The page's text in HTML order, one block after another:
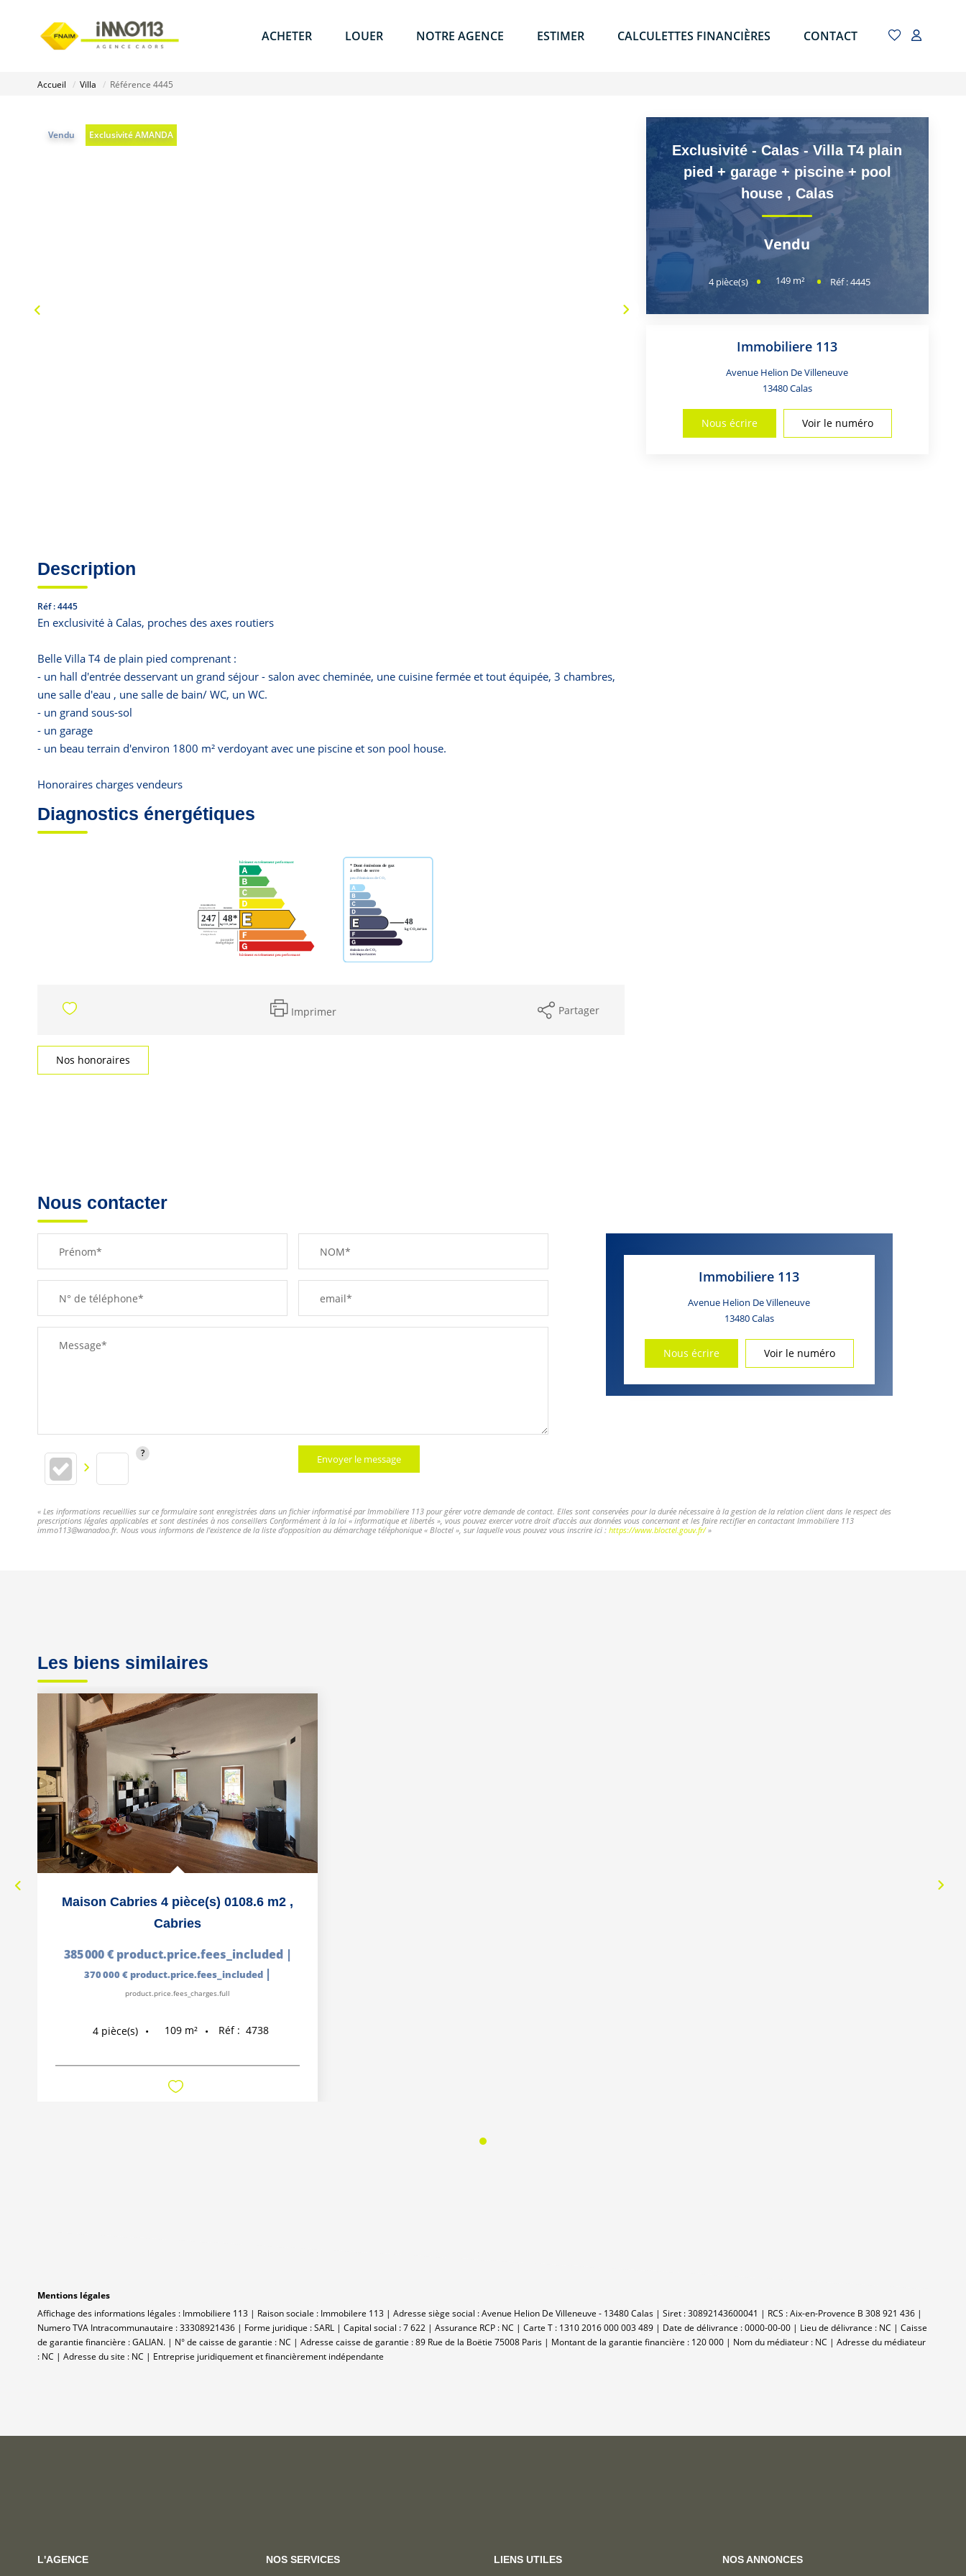
ACHETER LOUER NOTRE AGENCE ESTIMER CALCULETTES FINANCIÈRES CONTACT
Accueil Villa Référence 4445
Vendu Exclusivité AMANDA
Description
Réf : 4445
En exclusivité à Calas, proches des axes routiers
Belle Villa T4 de plain pied comprenant :
- un hall d'entrée desservant un grand séjour - salon avec cheminée, une cuisine fermée et tout équipée, 3 chambres,
une salle d'eau , une salle de bain/ WC, un WC.
- un grand sous-sol
- un garage
- un beau terrain d'environ 1800 m² verdoyant avec une piscine et son pool house.
Honoraires charges vendeurs
Diagnostics énergétiques
Imprimer Partager
Nos honoraires
Exclusivité - Calas - Villa T4 plain
pied + garage + piscine + pool
house , Calas
Vendu
4pièce(s) 149 m² Réf :4445
Immobiliere 113
Avenue Helion De Villeneuve
13480Calas
Nous écrire Voir le numéro
Nous contacter
Prénom* NOM*
N° de téléphone* email*
Message*
Envoyer le message
Immobiliere 113
Avenue Helion De Villeneuve
13480Calas
Nous écrire Voir le numéro
« Les informations recueillies sur ce formulaire sont enregistrées dans un fichier informatisé par Immobiliere 113 pour gérer votre demande de contact. Elles sont conservées pour la durée nécessaire à la gestion de la relation client dans le respect des
prescriptions légales applicables et sont destinées à nos conseillers Conformément à la loi « informatique et libertés », vous pouvez exercer votre droit d'accès aux données vous concernant et les faire rectifier en contactant Immobiliere 113
immo113@wanadoo.fr. Nous vous informons de l'existence de la liste d'opposition au démarchage téléphonique « Bloctel », sur laquelle vous pouvez vous inscrire ici : https://www.bloctel.gouv.fr/»
Les biens similaires
Maison Cabries 4 pièce(s) 0108.6 m2 ,
Cabries
385 000 € product.price.fees_included |
370 000 € product.price.fees_included |
product.price.fees_charges.full
4 pièce(s) 109 m² Réf : 4738
Mentions légales
Affichage des informations légales : Immobiliere 113 | Raison sociale : Immobilere 113 | Adresse siège social : Avenue Helion De Villeneuve - 13480 Calas | Siret : 30892143600041 | RCS : Aix-en-Provence B 308 921 436 |
Numero TVA Intracommunautaire : 33308921436 | Forme juridique : SARL | Capital social : 7 622 | Assurance RCP : NC | Carte T : 1310 2016 000 003 489 | Date de délivrance : 0000-00-00 | Lieu de délivrance : NC | Caisse
de garantie financière : GALIAN. | N° de caisse de garantie : NC | Adresse caisse de garantie : 89 Rue de la Boëtie 75008 Paris | Montant de la garantie financière : 120 000 | Nom du médiateur : NC | Adresse du médiateur
: NC | Adresse du site : NC | Entreprise juridiquement et financièrement indépendante
L'AGENCE NOS SERVICES LIENS UTILES NOS ANNONCES